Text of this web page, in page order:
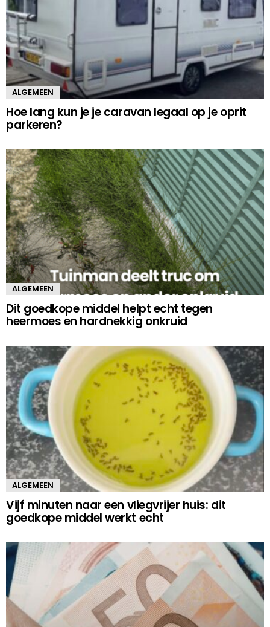
ALGEMEEN
Hoe lang kun je je caravan legaal op je oprit
parkeren?
ALGEMEEN
Dit goedkope middel helpt echt tegen
heermoes en hardnekkig onkruid
ALGEMEEN
Vijf minuten naar een vliegvrijer huis: dit
goedkope middel werkt echt